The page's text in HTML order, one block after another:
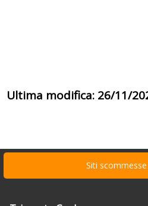
Ultima modifica: 26/11/
Siti